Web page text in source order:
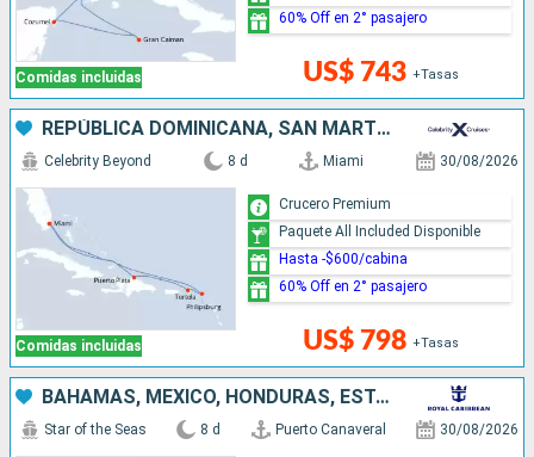
Comidas incluidas US$ 743 +Tasas
60% Off en 2° pasajero
REPÚBLICA DOMINICANA, SAN MARTÍN, ESTADOS UNIDOS
Comidas incluidas
Celebrity Beyond 8 d Miami 30/08/2026
US$ 798 +Tasas
Crucero Premium
Paquete All Included Disponible
Hasta -$600/cabina
60% Off en 2° pasajero
BAHAMAS, MÉXICO, HONDURAS, ESTADOS UNIDOS
Star of the Seas 8 d Puerto Canaveral 30/08/2026